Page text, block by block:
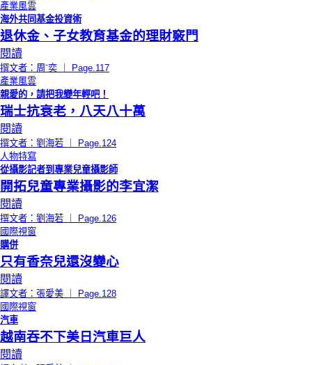
產業風雲
海外共同基金投資術
退休金、子女教育基金的理財竅門
閱讀
撰文者：周ˉ奕 ｜ Page.117
產業風雲
親愛的，請把我變年輕吧！
瑞士抗衰老，八天八十萬
閱讀
撰文者：劉海若 ｜ Page.124
人物特寫
從攝影記者到專業兒童攝影師
開拓兒童專業攝影的李宜潔
閱讀
撰文者：劉海若 ｜ Page.126
國際視窗
購併
只有香奈兒還沒變心
閱讀
譯文者：張愛美 ｜ Page.128
國際視窗
汽車
越南吞不下美日汽車巨人
閱讀